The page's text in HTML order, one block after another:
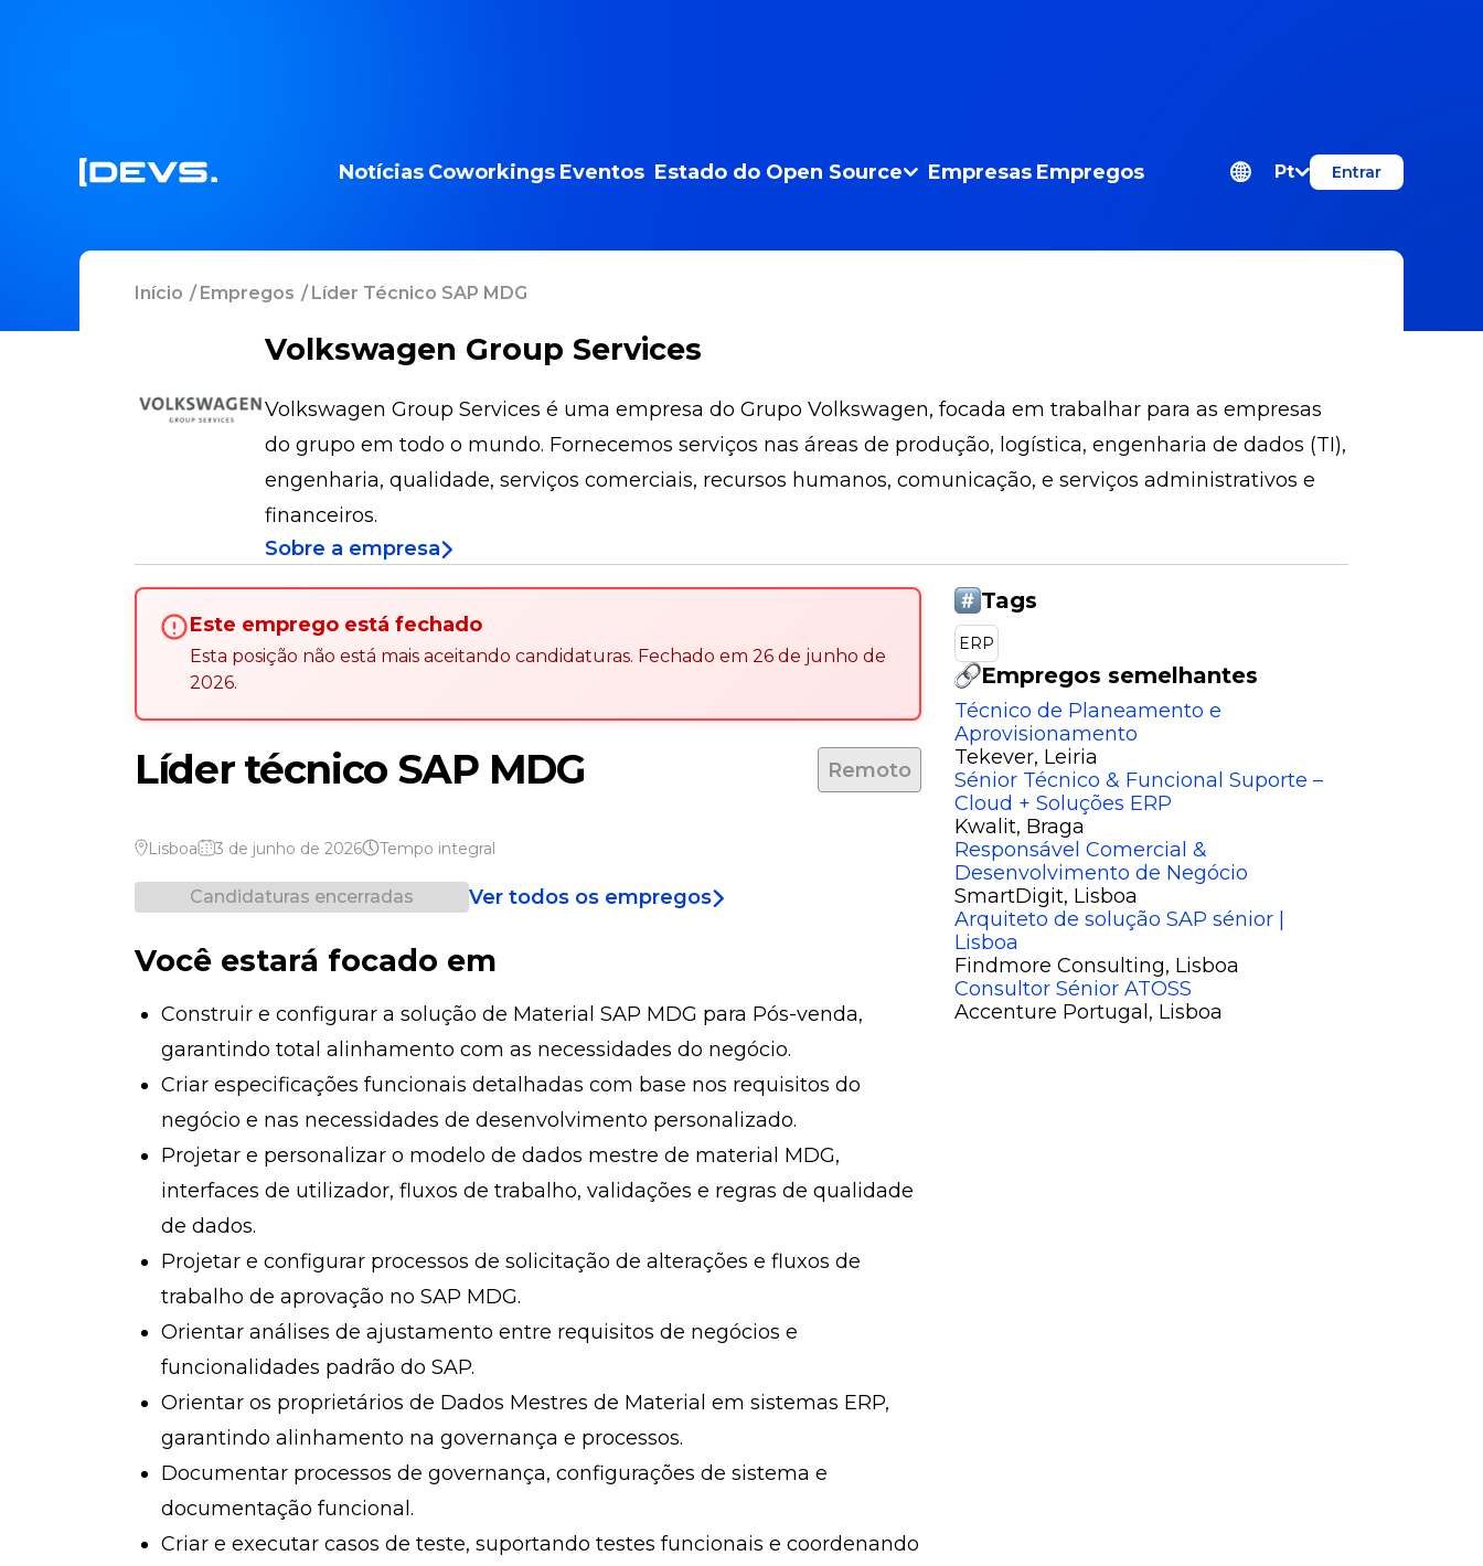
Notícias Coworkings Eventos Estado do Open Source Empresas Empregos Pt Entrar
Início /Empregos / Líder Técnico SAP MDG
Volkswagen Group Services
Volkswagen Group Services é uma empresa do Grupo Volkswagen, focada em trabalhar para as empresas
do grupo em todo o mundo. Fornecemos serviços nas áreas de produção, logística, engenharia de dados (TI),
engenharia, qualidade, serviços comerciais, recursos humanos, comunicação, e serviços administrativos e
financeiros.
Sobre a empresa
Este emprego está fechado
Esta posição não está mais aceitando candidaturas. Fechado em 26 de junho de
2026.
Líder técnico SAP MDG Remoto
Lisboa 3 de junho de 2026 Tempo integral
Candidaturas encerradas Ver todos os empregos
Você estará focado em
Construir e configurar a solução de Material SAP MDG para Pós-venda,
garantindo total alinhamento com as necessidades do negócio.
Criar especificações funcionais detalhadas com base nos requisitos do
negócio e nas necessidades de desenvolvimento personalizado.
Projetar e personalizar o modelo de dados mestre de material MDG,
interfaces de utilizador, fluxos de trabalho, validações e regras de qualidade
de dados.
Projetar e configurar processos de solicitação de alterações e fluxos de
trabalho de aprovação no SAP MDG.
Orientar análises de ajustamento entre requisitos de negócios e
funcionalidades padrão do SAP.
Orientar os proprietários de Dados Mestres de Material em sistemas ERP,
garantindo alinhamento na governança e processos.
Documentar processos de governança, configurações de sistema e
documentação funcional.
Criar e executar casos de teste, suportando testes funcionais e coordenando
Tags
ERP
Empregos semelhantes
Técnico de Planeamento e
Aprovisionamento
Tekever, Leiria
Sénior Técnico & Funcional Suporte –
Cloud + Soluções ERP
Kwalit, Braga
Responsável Comercial &
Desenvolvimento de Negócio
SmartDigit, Lisboa
Arquiteto de solução SAP sénior |
Lisboa
Findmore Consulting, Lisboa
Consultor Sénior ATOSS
Accenture Portugal, Lisboa